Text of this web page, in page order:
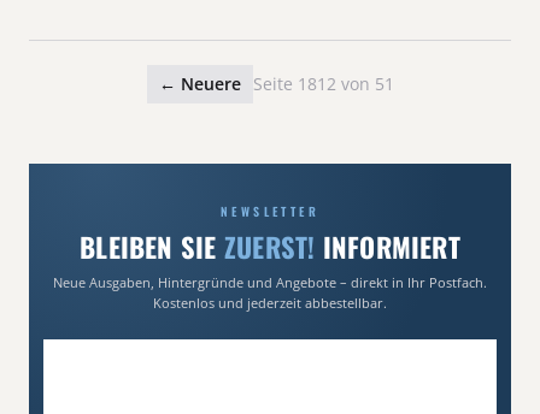
← Neuere Seite 1812 von 51
NEWSLETTER
BLEIBEN SIE ZUERST! INFORMIERT
Neue Ausgaben, Hintergründe und Angebote – direkt in Ihr Postfach.
Kostenlos und jederzeit abbestellbar.